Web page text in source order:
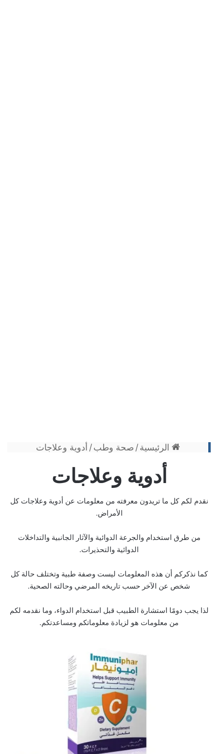
الرئيسية / صحة وطب / أدوية وعلاجات
أدوية وعلاجات
نقدم لكم كل ما تريدون معرفته من معلومات عن أدوية وعلاجات كل
الأمراض.
من طرق استخدام والجرعة الدوائية والآثار الجانبية والتداخلات
الدوائية والتحذيرات.
كما نذكركم أن هذه المعلومات ليست وصفة طبية وتختلف حالة كل
شخص عن الآخر حسب تاريخه المرضي وحالته الصحية.
لذا يجب دومًا استشارة الطبيب قبل استخدام الدواء، وما نقدمه لكم
من معلومات هو لزيادة معلوماتكم ومساعدتكم.